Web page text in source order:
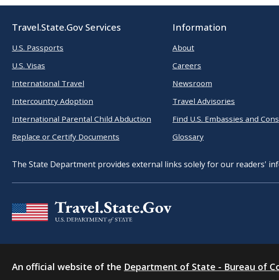
Travel.State.Gov Services
U.S. Passports
U.S. Visas
International Travel
Intercountry Adoption
International Parental Child Abduction
Replace or Certify Documents
Information
About
Careers
Newsroom
Travel Advisories
Find U.S. Embassies and
Glossary
The State Department provides external links solely for our readers'
An official website of the Department of State - Bureau of